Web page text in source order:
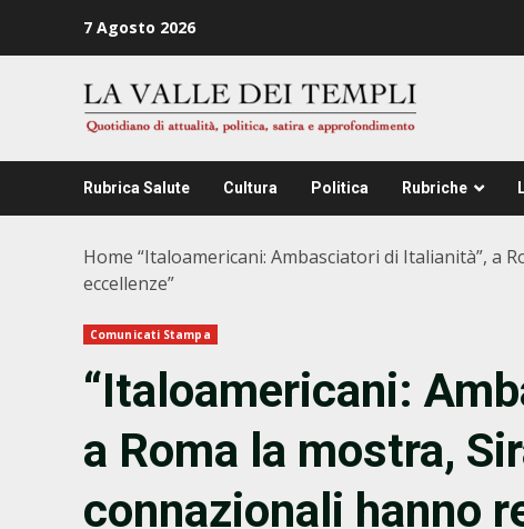
7 Agosto 2026
Rubrica Salute Cultura Politica Rubriche
Home “Italoamericani: Ambasciatori di Italianità”, a
eccellenze”
Comunicati Stampa
“Italoamericani:
a Roma la mostra,
connazionali hanno